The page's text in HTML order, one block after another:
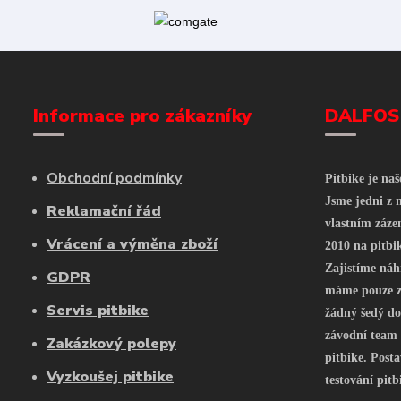
Informace pro zákazníky
Obchodní podmínky
Reklamační řád
Vrácení a výměna zboží
GDPR
Servis pitbike
Zakázkový polepy
Vyzkoušej pitbike
Pitbike je
Jsme jedni z
vlastním
2010 na
Zajistíme
máme pouze
žádný šedý
závodní
pitbike.
testování